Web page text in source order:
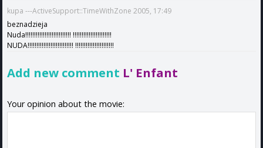
kupa ---ActiveSupport::TimeWithZone 2005, 17:49
beznadzieja
Nuda!!!!!!!!!!!!!!!!!!!!!!!!!! !!!!!!!!!!!!!!!!!!!!!!
NUDA!!!!!!!!!!!!!!!!!!!!!!!!!! !!!!!!!!!!!!!!!!!!!!!!
Add new comment L' Enfant
Your opinion about the movie: